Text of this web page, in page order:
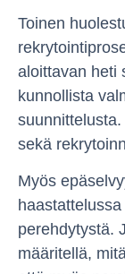
Toinen
aloittavan heti
kunnollista
sekä
Myös
perehdytystä.
määritellä,